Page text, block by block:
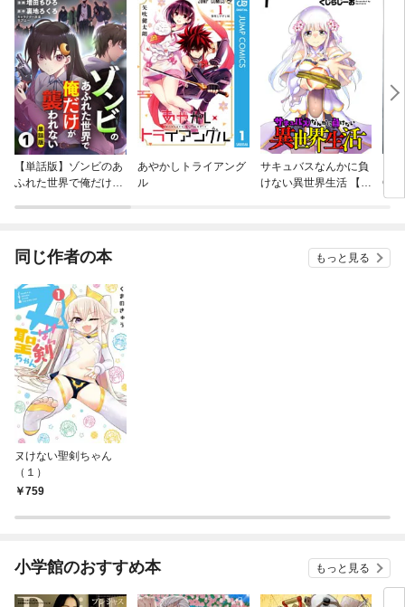
【単話版】ゾンビのあ
ふれた世界で俺だけが
あやかしトライアング
ル
サキュバスなんかに負
けない異世界生活 【連
OG
ー‐
同じ作者の本 もっと見る
ヌけない聖剣ちゃん
（１）
759
小学館のおすすめ本 もっと見る